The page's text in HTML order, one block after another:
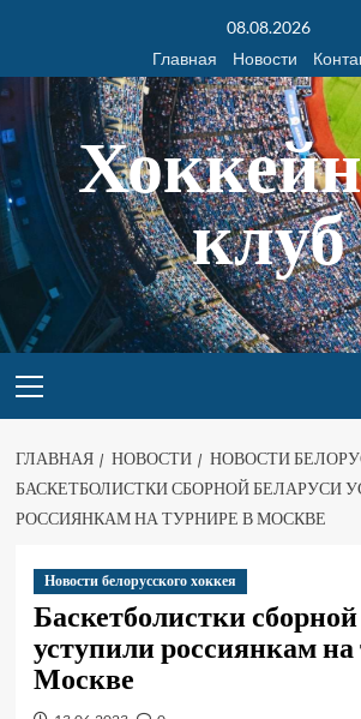
08.08.2026
Главная
Новости
клуб
ГЛАВНАЯ НОВОСТИ
НОВОСТИ
БАСКЕТБОЛИСТКИ СБОРНОЙ БЕЛАРУСИ
РОССИЯНКАМ НА ТУРНИРЕ В МОСКВЕ
Новости белорусского хоккея
Баскетболистки
уступили россиянкам
Москве